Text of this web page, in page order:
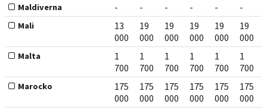
Maldiverna - - - - - -
Mali
13
000
19
000
19
000
19
000
19
000
19
000
Malta
1
700
1
700
1
700
1
700
1
700
1
700
Marocko
175
000
175
000
175
000
175
000
175
000
175
000